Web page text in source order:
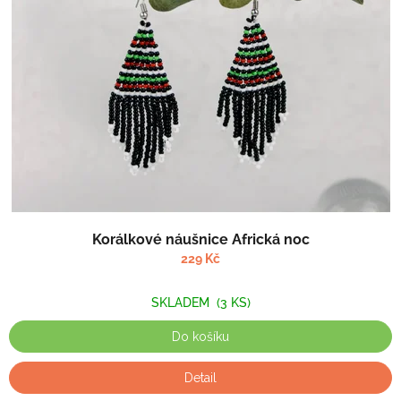
Korálkové náušnice Africká noc
229 Kč
SKLADEM (3 KS)
Do košíku
Detail